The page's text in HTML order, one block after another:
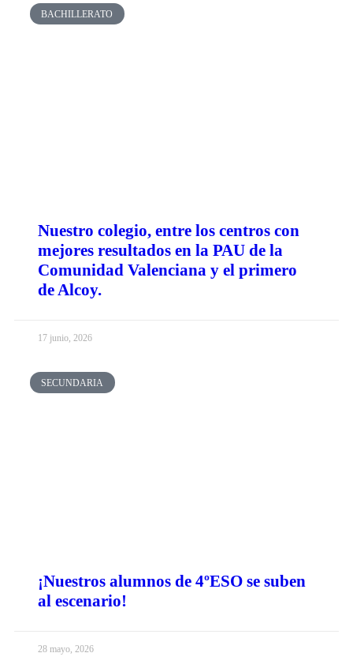
BACHILLERATO
Nuestro colegio, entre los centros con
mejores resultados en la PAU de la
Comunidad Valenciana y el primero
de Alcoy.
17 junio, 2026
SECUNDARIA
¡Nuestros alumnos de 4ºESO se suben
al escenario!
28 mayo, 2026